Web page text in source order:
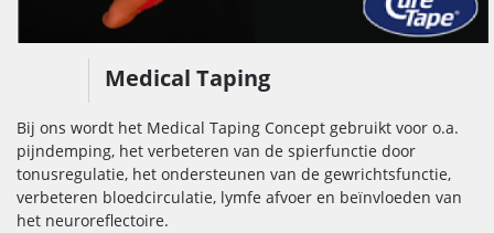
Medical Taping
Bij ons wordt het Medical Taping Concept gebruikt voor o.a.
pijndemping, het verbeteren van de spierfunctie door
tonusregulatie, het ondersteunen van de gewrichtsfunctie,
verbeteren bloedcirculatie, lymfe afvoer en beïnvloeden van
het neuroreflectoire.